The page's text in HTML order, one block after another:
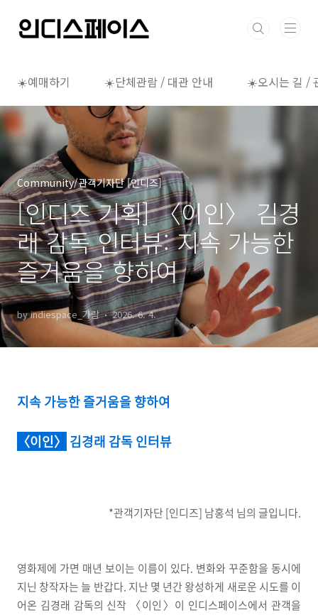
☀️예매하기 ☀️단체관람 / 대관 안내 ☀️오시는 길 /
Community/관객기자단 [인디즈]
[인디즈 기획] 〈이인〉 김경
래 감독 인터뷰: 지속 가능한
즐거움을 향하여
by indiespace_가람 2026. 6. 4.
지속 가능한 즐거움을 향하여
〈이인〉 김경래 감독 인터뷰
*관객기자단 [인디즈] 남홍석 님의 글입니다.
영화제에 가면 매년 보이는 이름이 있다. 변화와 꾸준함을 동시에
지닌 창작자는 늘 반갑다. 지난 몇 년간 왕성하게 새로운 시도를 이
어온 김경래 감독의 신작 〈이인〉이 인디스페이스에서 관객을